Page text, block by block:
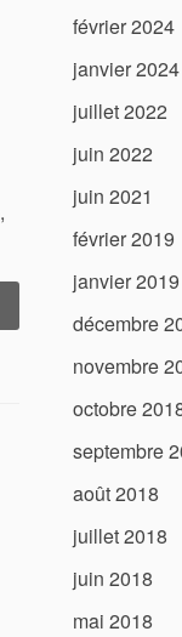
février 2024
janvier 2024
juillet 2022
juin 2022
juin 2021
février 2019
janvier 2019
décembre
novembre
octobre
septembre
août 2018
juillet 2018
juin 2018
mai 2018